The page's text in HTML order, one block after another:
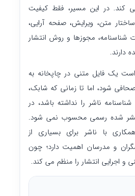
می کند. در این مسیر، فقط کیفیت
متن، ویرایش، صفحه آرایی،
شناسنامه، مجوزها و روش انتشار
دارند.
یک فایل متنی در چاپخانه به
شود، اما تا زمانی که شابک،
ناشر را نداشته باشد، در
شده رسمی محسوب نمی شود.
با ناشر برای بسیاری از
و مدرسان اهمیت دارد؛ چون
و اجرایی انتشار را منظم می کند.